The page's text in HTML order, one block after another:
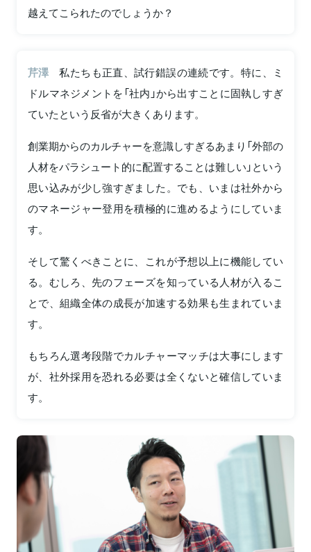
越えてこられたのでしょうか？
芹澤
私たちも正直、試行錯誤の連続です。特に、ミ
ドルマネジメントを「社内」から出すことに固執しすぎ
ていたという反省が大きくあります。
創業期からのカルチャーを意識しすぎるあまり「外部の
人材をパラシュート的に配置することは難しい」という
思い込みが少し強すぎました。でも、いまは社外から
のマネージャー登用を積極的に進めるようにしていま
す。
そして驚くべきことに、これが予想以上に機能してい
る。むしろ、先のフェーズを知っている人材が入るこ
とで、組織全体の成長が加速する効果も生まれていま
す。
もちろん選考段階でカルチャーマッチは大事にします
が、社外採用を恐れる必要は全くないと確信していま
す。